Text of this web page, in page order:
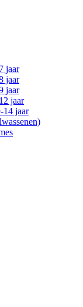
jaar
jaar
jaar
jaar
14 jaar